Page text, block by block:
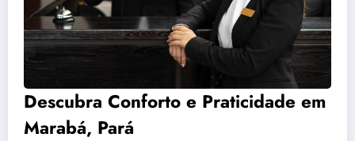
Descubra Conforto e Praticidade em
Marabá, Pará